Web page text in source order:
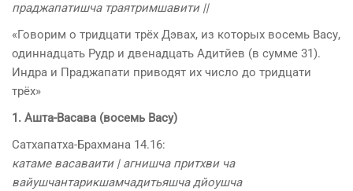
праджапатишча траятримшавити ||
«Говорим о тридцати трёх Дэвах, из которых восемь Васу,
одиннадцать Рудр и двенадцать Адитйев (в сумме 31).
Индра и Праджапати приводят их число до тридцати
трёх»
1. Ашта-Васава (восемь Васу)
Сатхапатха-Брахмана 14.16:
катаме васаваити | агнишча притхви ча
вайушчантарикшамчадитьяшча дйоушча